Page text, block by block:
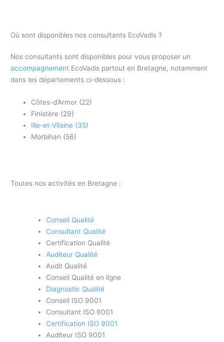
Où sont disponibles nos consultants EcoVadis ?
Nos consultants sont disponibles pour vous proposer un
accompagnement EcoVadis partout en Bretagne, notamment
dans les départements ci-dessous :
Côtes-d’Armor (22)
Finistère (29)
Ille-et-Vilaine (35)
Morbihan (56)
Toutes nos activités en Bretagne :
Conseil Qualité
Consultant Qualité
Certification Qualité
Auditeur Qualité
Audit Qualité
Conseil Qualité en ligne
Diagnostic Qualité
Conseil ISO 9001
Consultant ISO 9001
Certification ISO 9001
Auditeur ISO 9001